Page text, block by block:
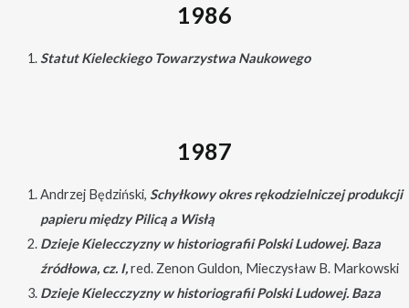
1986
Statut Kieleckiego Towarzystwa Naukowego
1987
Andrzej Będziński, Schyłkowy okres rękodzielniczej produkcji
papieru między Pilicą a Wisłą
Dzieje Kielecczyzny w historiografii Polski Ludowej. Baza
źródłowa, cz. I,red. Zenon Guldon, Mieczysław B. Markowski
Dzieje Kielecczyzny w historiografii Polski Ludowej. Baza